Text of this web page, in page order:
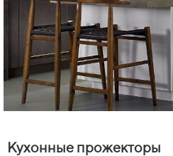
Кухонные прожекторы